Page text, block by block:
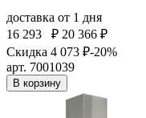
доставка от 1 дня
16 293
₽ 20 366 ₽
Скидка 4 073 ₽-20%
арт. 7001039
В корзину